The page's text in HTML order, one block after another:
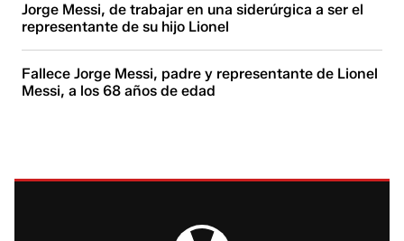
Jorge Messi, de trabajar en una siderúrgica a ser el
representante de su hijo Lionel
Fallece Jorge Messi, padre y representante de Lionel
Messi, a los 68 años de edad